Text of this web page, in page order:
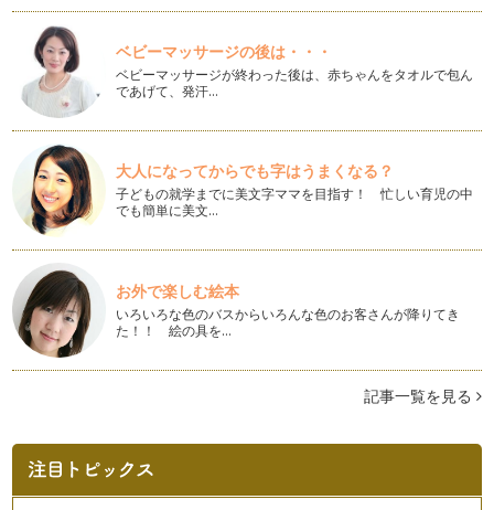
ピアノの楽しみ方「８０」本を読もう
例えば、ピアノレッスン受講者みんなが、ベートーベンがどん
な人柄の人で、どんな時に曲…
ピアノの楽しみ方「７９」様々なレッスンスタイル
レッスンのスタイルというのも時代によって進化したり変化し
ていきます。今回は、3つのレッスン…
ピアノの楽しみ方「７８」同じ曲で応用することが大事
ピアノの学び方というのはご指導されている先生によってやり
方が違うかとは思います。基本のクラ…
ピアノの楽しみ方「７７」練習方法を見直そう
最近、更に自分の演奏と指導法を改善、前進していきたい思い
が強く、信頼しています息子の先生に…
ピアノの楽しみ方「７６」気持ちにゆとりを持つ
一言に「ピアノを楽しむ」と言っても色々な楽しみ方がありま
当たり前のことですが、人間は1人1人、違っていてそこが面
白くもあります。 ピアノを教え…
ベビーマッサージの後は・・・
ベビーマッサージが終わった後は、赤ちゃんをタオルで包ん
であげて、発汗…
大人になってからでも字はうまくなる？
子どもの就学までに美文字ママを目指す！ 忙しい育児の中
でも簡単に美文…
お外で楽しむ絵本
いろいろな色のバスからいろんな色のお客さんが降りてき
た！！ 絵の具を…
記事一覧を見る